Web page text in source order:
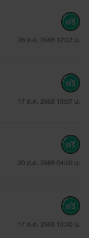
28 ส.ค. 2568 12:32 น.
17 ส.ค. 2568 13:07 น.
20 ส.ค. 2568 04:20 น.
17 ส.ค. 2568 13:30 น.